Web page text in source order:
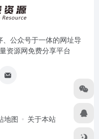
公众号于一体的网址导
资源网免费分享平台
地图 关于本站